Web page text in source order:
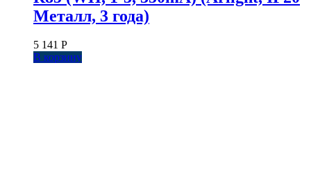
Металл, 3 года)
5 141 Р
В корзину